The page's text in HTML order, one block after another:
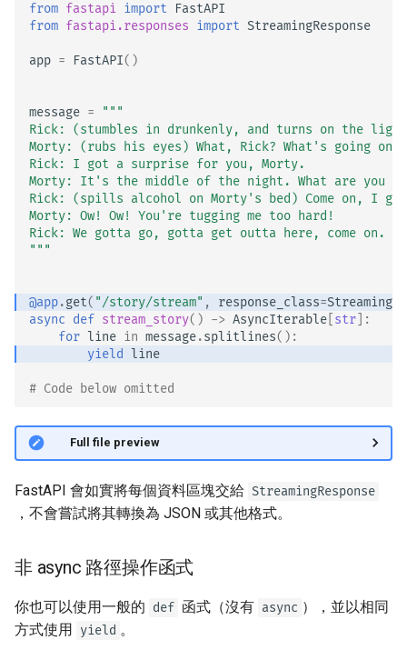
錯誤處理
路徑操作設定
JSON 相容編碼器
依賴
中介軟體
CORS（跨來源資源共用）
SQL（關聯式）資料庫
串流 JSON Lines
Server-Sent Events（SSE）
Encoders - jsonable_encoder
Static Files - StaticFiles
Templating - Jinja2Templates
Test Client - TestClient
from fastapi import
FastAPI
from fastapi.responses import StreamingResponse
app = FastAPI()
message =
"""
Rick: (stumbles in drunkenly, and turns on the
Morty: (rubs his eyes) What, Rick? What's going on?
Rick: I got a surprise for you, Morty.
Morty: It's the middle of the night. What are you
Rick: (spills alcohol on Morty's bed) Come on, I
Morty: Ow! Ow! You're tugging me too hard!
Rick: We gotta go, gotta get outta here, come on.
"""
@app.get( "/story/stream" , response_class=
async def stream_story() -> AsyncIterable str ]:
for line in message.splitlines():
yield line
# Code below omitted 👇
👀 Full file preview
FastAPI 會如實將每個資料區塊交給 StreamingResponse
，不會嘗試將其轉換為 JSON 或其他格式。
非 async 路徑操作函式
你也可以使用一般的 def 函式（沒有 async ），並以相同
方式使用 yield 。